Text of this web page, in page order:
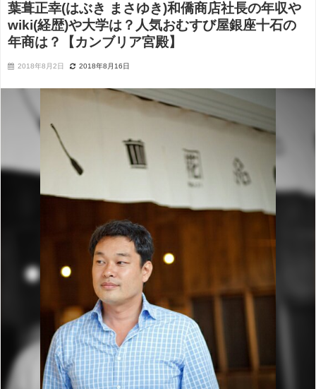
葉葺正幸(はぶき まさゆき)和僑商店社長の年収や
wiki(経歴)や大学は？人気おむすび屋銀座十石の
年商は？【カンブリア宮殿】
2018年8月2日 2018年8月16日